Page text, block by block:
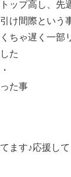
ップ高し、先
け間際という
ちゃ遅く一部
た
た事
ます♪応援し